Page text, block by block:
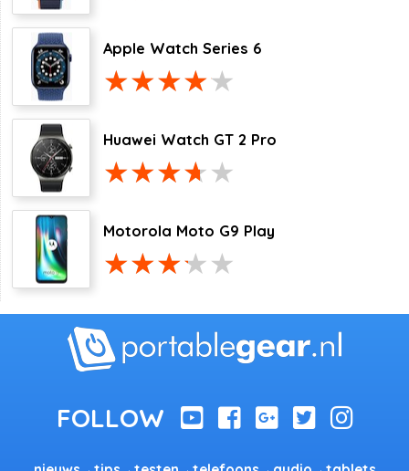
Apple Watch Series 6
Huawei Watch GT 2 Pro
Motorola Moto G9 Play